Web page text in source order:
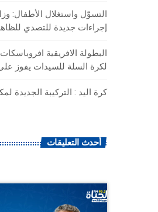
التسوّل واستغلال الأطفال:
إجراءات جديدة للتصدي
البطولة الافريقية
لكرة السلة للسيدات يفوز
كرة اليد : التركيبة الجديدة
أحدث التعليقات